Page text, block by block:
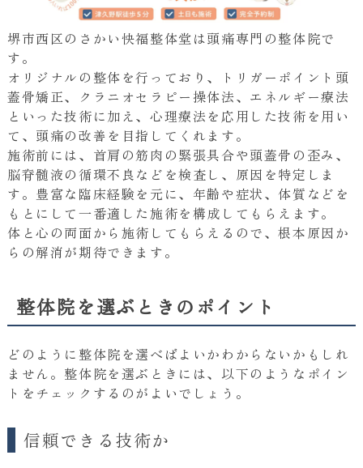
堺市西区のさかい快福整体堂は頭痛専門の整体院で
す。
オリジナルの整体を行っており、トリガーポイント頭
蓋骨矯正、クラニオセラピー操体法、エネルギー療法
といった技術に加え、心理療法を応用した技術を用い
て、頭痛の改善を目指してくれます。
施術前には、首肩の筋肉の緊張具合や頭蓋骨の歪み、
脳脊髄液の循環不良などを検査し、原因を特定しま
す。豊富な臨床経験を元に、年齢や症状、体質などを
もとにして一番適した施術を構成してもらえます。
体と心の両面から施術してもらえるので、根本原因か
らの解消が期待できます。
整体院を選ぶときのポイント
どのように整体院を選べばよいかわからないかもしれ
ません。整体院を選ぶときには、以下のようなポイン
トをチェックするのがよいでしょう。
信頼できる技術か